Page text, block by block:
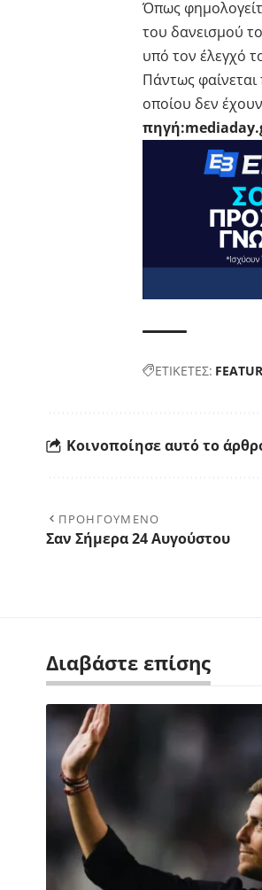
Όπως
του δανεισμού
υπό τον έλεγχό
Πάντως φαίνεται
οποίου δεν
ΕΤΙΚΕΤΕΣ:
Κοινοποίησε αυτό το
ΠΡΟΗΓΟΥΜΕΝΟ
Σαν Σήμερα 24 Αυγούστου
Διαβάστε επίσης